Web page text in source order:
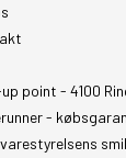
point - 4100
-